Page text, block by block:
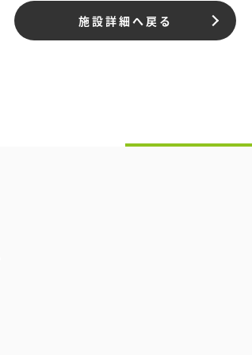
施設詳細へ戻る